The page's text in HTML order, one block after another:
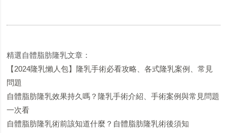
精選自體脂肪隆乳文章：
【2024隆乳懶人包】隆乳手術必看攻略、各式隆乳案例、常見
問題
自體脂肪隆乳效果持久嗎？隆乳手術介紹、手術案例與常見問題
一次看
自體脂肪隆乳術前該知道什麼？自體脂肪隆乳術後須知